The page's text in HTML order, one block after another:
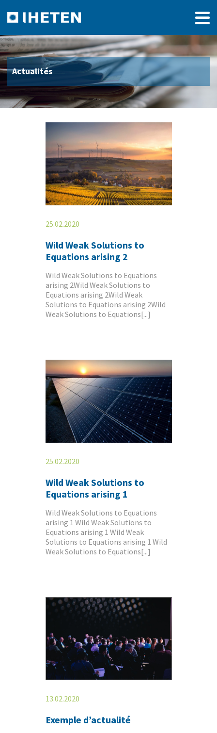
Actualités
25.02.2020
Wild Weak Solutions to
Equations arising 2
Wild Weak Solutions to Equations
arising 2Wild Weak Solutions to
Equations arising 2Wild Weak
Solutions to Equations arising 2Wild
Weak Solutions to Equations[...]
25.02.2020
Wild Weak Solutions to
Equations arising 1
Wild Weak Solutions to Equations
arising 1 Wild Weak Solutions to
Equations arising 1 Wild Weak
Solutions to Equations arising 1 Wild
Weak Solutions to Equations[...]
13.02.2020
Exemple d’actualité